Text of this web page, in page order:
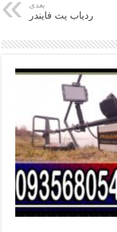
بعدی
ردیاب پث فایندر